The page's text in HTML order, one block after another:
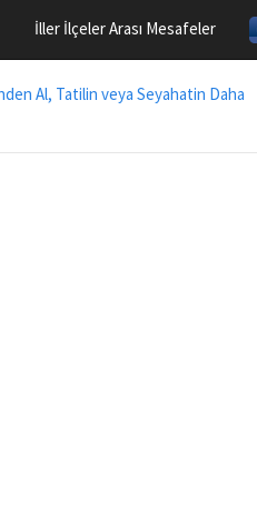
İller İlçeler Arası Mesafeler
Al, Tatilin veya Seyahatin Daha